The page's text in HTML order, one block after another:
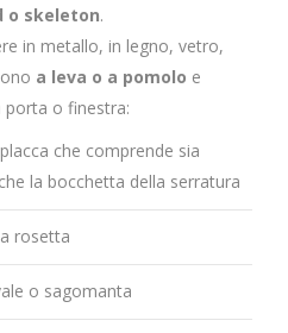
o skeleton.
in metallo, in legno, vetro,
a leva o a pomolo e
porta o finestra:
che comprende sia
la bocchetta della serratura
rosetta
o sagomanta